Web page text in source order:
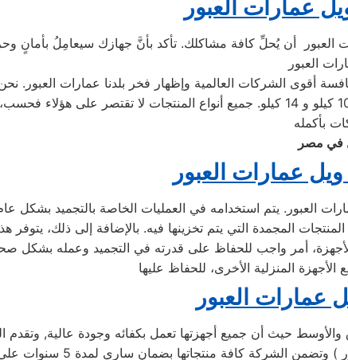
عمارات العبور
العبور أن يُحلِّ كافة مشاكلك. تأكد بأنَّ جهازك سيعامِلُ بأمانٍ
العبور
أقوى الشركات العالمية وإظهار فخر بلدنا عمارات العبور.
الغسالات، بما في ذلك الأتوماتيكية والتحميل الأمامي والتحميل العلوي، بالإضافة إلى غسالات 7 كيلو و 10 كيلو و 14 كيلو.
في مصر
عمارات العبور
العبور. يتم استخدامه في العمليات الخاصة بالتجميد بشكل عام
المجمدة التي يتم تخزينها فيه. بالإضافة إلى ذلك، يتوفر
أمر واجب للحفاظ على قدرته في التجميد وعمله بشكل
عمارات العبور
حيث أن جميع أجهزتها تعمل بكفائه وجودة عالية, وتقدم
صيانة دورية علي كافة الاجهزة لضمان سلامة